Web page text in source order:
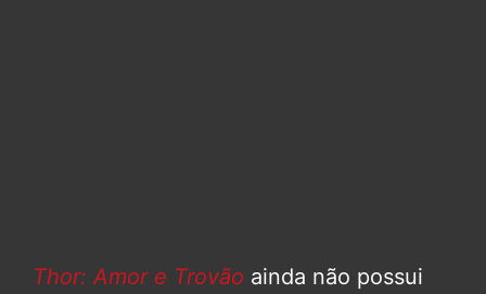
Thor: Amor e Trovão ainda não possui